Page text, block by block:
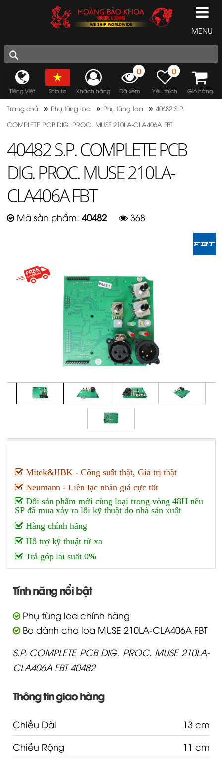
MENU
Tiếng Việt Ship to Khách hàng
0
Đã xem
0
Yêu thích Giỏ hàng
Trang chủ » Phụ tùng loa » Phụ tùng loa » 40482 S.P.
COMPLETE PCB DIG. PROC. MUSE 210LA-CLA406A FBT
40482 S.P. COMPLETE PCB
DIG. PROC. MUSE 210LA-
CLA406A FBT
Mã sản phẩm: 40482 368
Mitek&HBK - Công suất thật, Giá trị thật
Neumann - Liên lạc nhận giá cực tốt
Đổi sản phẩm mới cùng loại trong vòng 48H nếu
SP đã mua xảy ra lỗi kỹ thuật do nhà sản xuất
Hàng chính hãng
Hỗ trợ kỹ thuật từ xa
Trả góp lãi suất 0%
Tính năng nổi bật
Phụ tùng loa chính hãng
Bo dành cho loa MUSE 210LA-CLA406A FBT
S.P. COMPLETE PCB DIG. PROC. MUSE 210LA-
CLA406A FBT 40482
Thông tin giao hàng
Chiều Dài
13 cm
Chiều Rộng
11 cm